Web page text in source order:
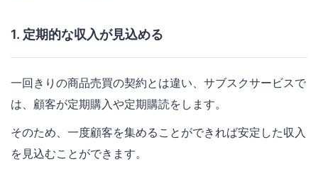
1. 定期的な収入が見込める
一回きりの商品売買の契約とは違い、サブスクサービスで
は、顧客が定期購入や定期購読をします。
そのため、一度顧客を集めることができれば安定した収入
を見込むことができます。